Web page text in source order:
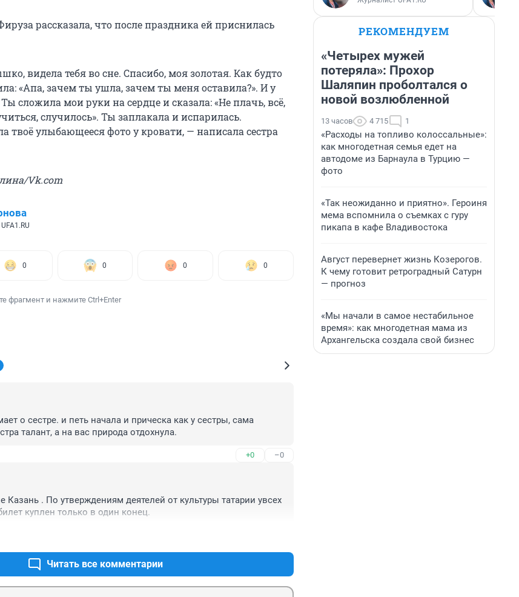
рассказала, что после праздника ей приснилась
видела тебя во сне. Спасибо, моя золотая. Как будто
«Апа, зачем ты ушла, зачем ты меня оставила?». И у
сложила мои руки на сердце и сказала: «Не плачь, всё,
случилось». Ты заплакала и испарилась.
твоё улыбающееся фото у кровати, — написала сестра
Vk.com
0 0 0 0
фрагмент и нажмите Ctrl+Enter
о сестре. и петь начала и прическа как у сестры, сама
талант, а на вас природа отдохнула.
+0 –0
Казань . По утверждениям деятелей от культуры татарии увсех
куплен только в один конец.
Читать все комментарии
РЕКОМЕНДУЕМ
«Четырех мужей
потеряла»: Прохор
Шаляпин проболтался о
новой возлюбленной
13 часов 4 715 1
«Расходы на топливо колоссальные»:
как многодетная семья едет на
автодоме из Барнаула в Турцию —
фото
«Так неожиданно и приятно». Героиня
мема вспомнила о съемках с гуру
пикапа в кафе Владивостока
Август перевернет жизнь Козерогов.
К чему готовит ретроградный Сатурн
— прогноз
«Мы начали в самое нестабильное
время»: как многодетная мама из
Архангельска создала свой бизнес